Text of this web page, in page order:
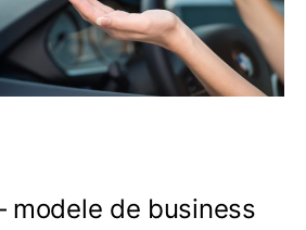
modele de business